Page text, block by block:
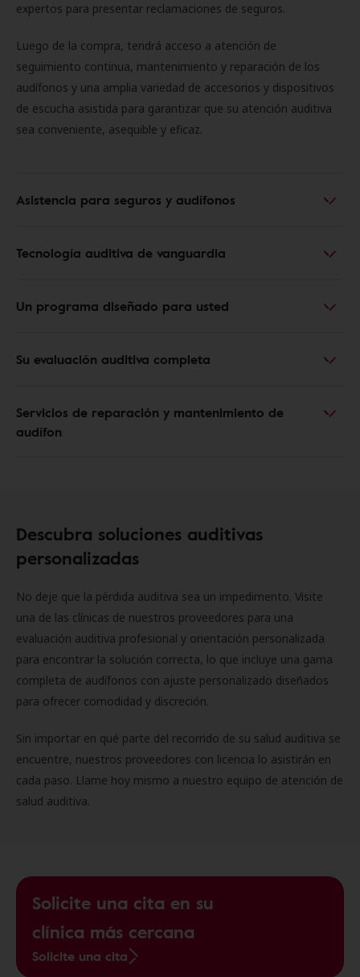
expertos para presentar reclamaciones de seguros.
Luego de la compra, tendrá acceso a atención de
seguimiento continua, mantenimiento y reparación de los
audífonos y una amplia variedad de accesorios y dispositivos
de escucha asistida para garantizar que su atención auditiva
sea conveniente, asequible y eficaz.
Asistencia para seguros y audífonos
Tecnología auditiva de vanguardia
Un programa diseñado para usted
Su evaluación auditiva completa
Servicios de reparación y mantenimiento de
audífon
Descubra soluciones auditivas
personalizadas
No deje que la pérdida auditiva sea un impedimento. Visite
una de las clínicas de nuestros proveedores para una
evaluación auditiva profesional y orientación personalizada
para encontrar la solución correcta, lo que incluye una gama
completa de audífonos con ajuste personalizado diseñados
para ofrecer comodidad y discreción.
Sin importar en qué parte del recorrido de su salud auditiva se
encuentre, nuestros proveedores con licencia lo asistirán en
cada paso. Llame hoy mismo a nuestro equipo de atención de
salud auditiva.
Solicite una cita en su
clínica más cercana
Solicite una cita